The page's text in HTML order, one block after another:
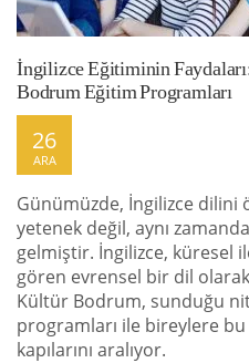
İngilizce Eğitiminin
Bodrum Eğitim Programları
26
ARA
Günümüzde, İngilizce dilini
yetenek değil, aynı
gelmiştir. İngilizce, küresel
gören evrensel bir dil
Kültür Bodrum, sunduğu
programları ile bireylere
kapılarını aralıyor.